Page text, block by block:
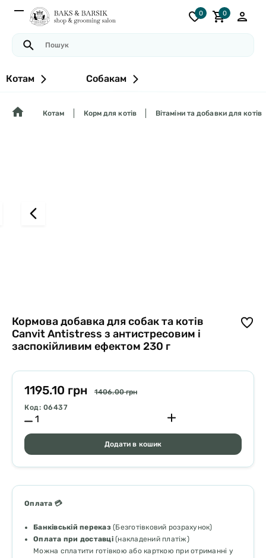
0 0
Котам Собакам
Котам Корм для котів Вітаміни та добавки для котів
Кормова добавка для собак та котів
Canvit Antistress з антистресовим і
заспокійливим ефектом 230 г
1195.10 грн
1406.00 грн
Код: 06437
Додати в кошик
Оплата 💳
Банківській переказ(Безготівковий розрахунок)
Оплата при доставці(накладений платіж)
Можна сплатити готівкою або карткою при отриманні у